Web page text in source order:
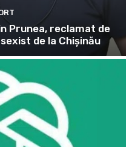
Prunea, reclamat de
de la Chișinău